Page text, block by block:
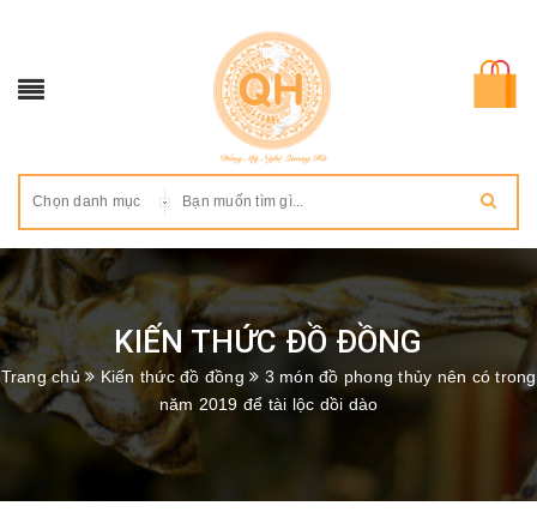
Chọn danh mục
KIẾN THỨC ĐỒ ĐỒNG
Trang chủ Kiến thức đồ đồng
3 món đồ phong thủy nên có trong
năm 2019 để tài lộc dồi dào